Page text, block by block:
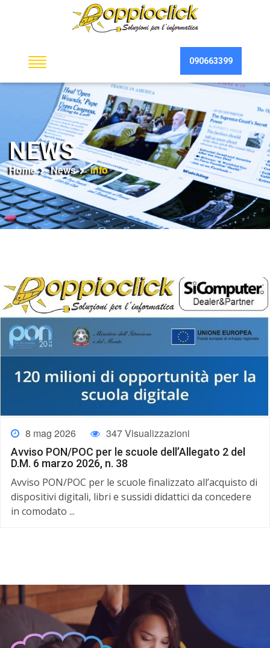
090663399
NEWS
Home News info
8 mag 2026 347 Visualizzazioni
Avviso PON/POC per le scuole dell’Allegato 2 del
D.M. 6 marzo 2026, n. 38
Avviso PON/POC per le scuole finalizzato all’acquisto di
dispositivi digitali, libri e sussidi didattici da concedere
in comodato ...